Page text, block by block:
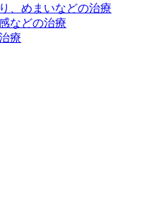
、めまいなどの治療
などの治療
療